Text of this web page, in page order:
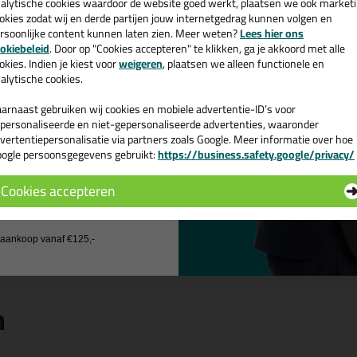
Uitstekend bestand tegen UV
Hecht uitstekend op glas,
Voldoet aan EOTA ETAG 002
Certificering brandveiligheid
Structurele siliconenlijm
Factory Production Control
voorzien van CE markering
Eigenschappen Sikasil
Verpakkingstype
Geschikt voor onder andere
Soort
zodat wij en derde partijen jouw internetgedrag kunnen volgen en
content kunnen laten zien. Meer weten?Lees hier ons
. Door op "Cookies accepteren" te klikken, ga je akkoord met alle
Indien je kiest voorweigeren, plaatsen we alleen functionele en
cookies.
gebruiken wij cookies en mobiele advertentie-ID’s voor
en niet-gepersonaliseerde advertenties, waaronder
via partners zoals Google. Meer informatie over hoe
persoonsgegevens gebruikt:https://business.safety.google/privacy/
Cookies accepteren
en ontvang een
€35,-bij je eerste bestelling!
de actiecode ›
geen cadeau
vanaf €125,-